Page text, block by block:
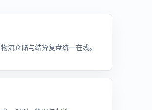
流仓储与结算复盘统一在线。